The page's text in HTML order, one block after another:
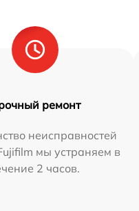
ремонт
неисправностей
мы устраняем в
2 часов.